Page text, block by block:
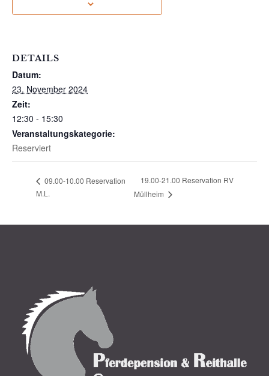
DETAILS
Datum:
23. November 2024
Zeit:
12:30 - 15:30
Veranstaltungskategorie:
Reserviert
09.00-10.00 Reservation
M.L.
19.00-21.00 Reservation RV
Müllheim